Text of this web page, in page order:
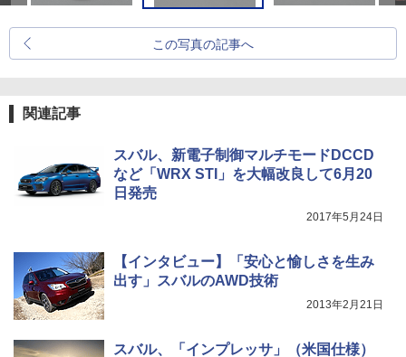
この写真の記事へ
関連記事
スバル、新電子制御マルチモードDCCD
など「WRX STI」を大幅改良して6月20
日発売
2017年5月24日
【インタビュー】「安心と愉しさを生み
出す」スバルのAWD技術
2013年2月21日
スバル、「インプレッサ」（米国仕様）